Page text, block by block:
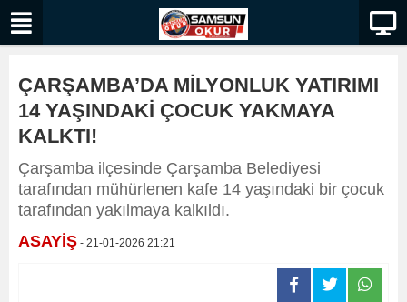
ÇARŞAMBA’DA MİLYONLUK YATIRIMI
14 YAŞINDAKİ ÇOCUK YAKMAYA
KALKTI!
Çarşamba ilçesinde Çarşamba Belediyesi
tarafından mühürlenen kafe 14 yaşındaki bir çocuk
tarafından yakılmaya kalkıldı.
ASAYİŞ - 21-01-2026 21:21